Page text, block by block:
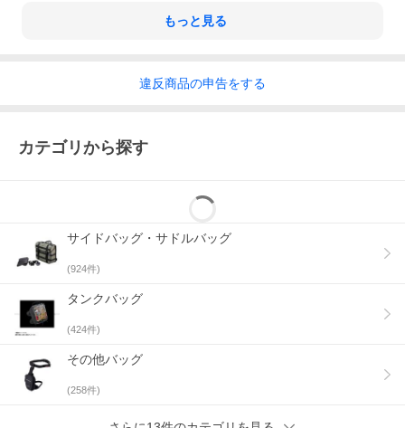
32〜40Lの拡張可能なダブルマウスロールバッグ。高周波溶着TP
ルバッグに取り付けたりできます。ショルダーストラップとバイ
もっと見る
違反商品の申告をする
カテゴリから探す
サイドバッグ・サドルバッグ
(924件)
タンクバッグ
(424件)
その他バッグ
(258件)